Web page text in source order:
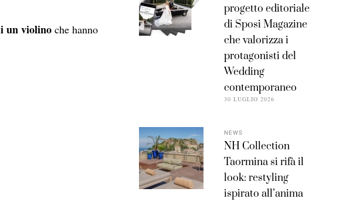
un violino che hanno
progetto editoriale
di Sposi Magazine
che valorizza i
protagonisti del
Wedding
contemporaneo
30 LUGLIO 2026
NEWS
NH Collection
Taormina si rifà il
look: restyling
ispirato all’anima